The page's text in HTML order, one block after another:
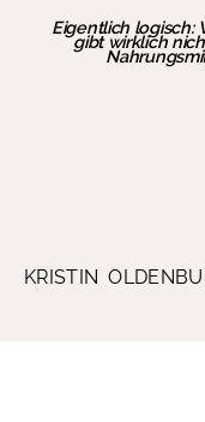
Eigentlich logisch:
gibt wirklich
KRISTIN